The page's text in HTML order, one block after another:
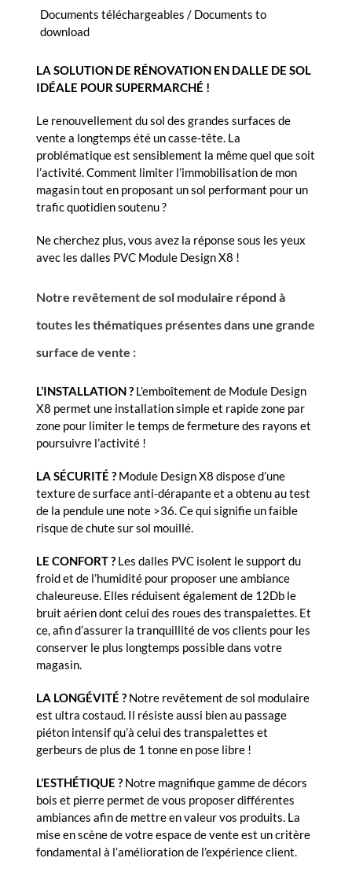
Documents téléchargeables / Documents to
download
LA SOLUTION DE RÉNOVATION EN DALLE DE SOL
IDÉALE POUR SUPERMARCHÉ !
Le renouvellement du sol des grandes surfaces de
vente a longtemps été un casse-tête. La
problématique est sensiblement la même quel que soit
l’activité. Comment limiter l’immobilisation de mon
magasin tout en proposant un sol performant pour un
trafic quotidien soutenu ?
Ne cherchez plus, vous avez la réponse sous les yeux
avec les dalles PVC Module Design X8 !
Notre revêtement de sol modulaire répond à
toutes les thématiques présentes dans une grande
surface de vente :
L’INSTALLATION ?L’emboîtement de Module Design
X8 permet une installation simple et rapide zone par
zone pour limiter le temps de fermeture des rayons et
poursuivre l’activité !
LA SÉCURITÉ ?Module Design X8 dispose d’une
texture de surface anti-dérapante et a obtenu au test
de la pendule une note >36. Ce qui signifie un faible
risque de chute sur sol mouillé.
LE CONFORT ? Les dalles PVC isolent le support du
froid et de l’humidité pour proposer une ambiance
chaleureuse. Elles réduisent également de 12Db le
bruit aérien dont celui des roues des transpalettes. Et
ce, afin d’assurer la tranquillité de vos clients pour les
conserver le plus longtemps possible dans votre
magasin.
LA LONGÉVITÉ ? Notre revêtement de sol modulaire
est ultra costaud. Il résiste aussi bien au passage
piéton intensif qu’à celui des transpalettes et
gerbeurs de plus de 1 tonne en pose libre !
L’ESTHÉTIQUE ?Notre magnifique gamme de décors
bois et pierre permet de vous proposer différentes
ambiances afin de mettre en valeur vos produits. La
mise en scène de votre espace de vente est un critère
fondamental à l’amélioration de l’expérience client.